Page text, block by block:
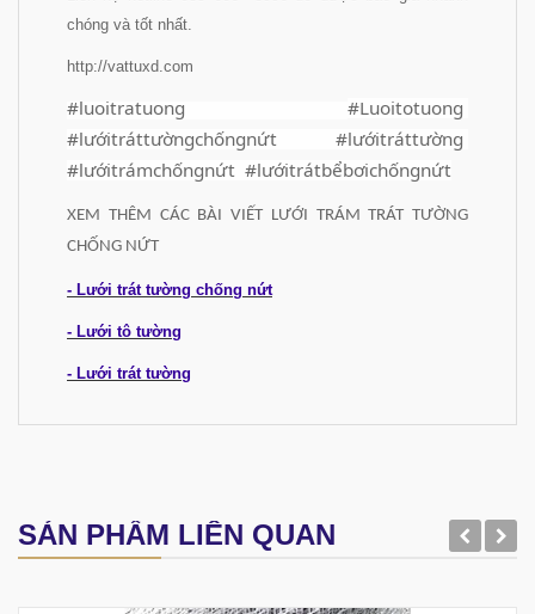
chóng và tốt nhất.
http://vattuxd.com
#luoitratuong #Luoitotuong
#lướitráttườngchốngnứt #lướitráttường
#lướitrámchốngnứt #lướitrátbểbơichốngnứt
XEM THÊM CÁC BÀI VIẾT LƯỚI TRÁM TRÁT TƯỜNG
CHỐNG NỨT
- Lưới trát tường chống nứt
- Lưới tô tường
- Lưới trát tường
SẢN PHẨM LIÊN QUAN